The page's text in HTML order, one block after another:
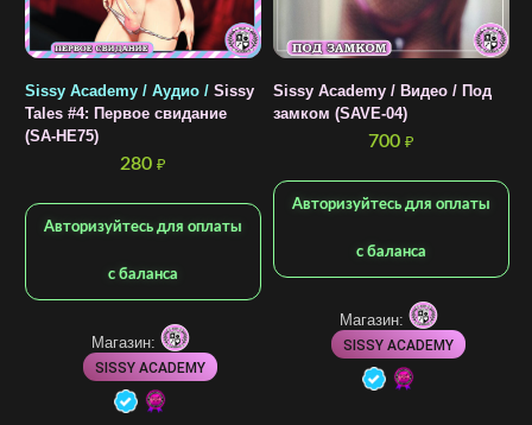
Sissy Academy / Аудио / Sissy
Tales #4: Первое свидание
(SA-HE75)
280 ₽
Авторизуйтесь для оплаты
с баланса
Магазин:
SISSY ACADEMY
Sissy Academy / Видео / Под
замком (SAVE-04)
700 ₽
Авторизуйтесь для оплаты
с баланса
Магазин:
SISSY ACADEMY